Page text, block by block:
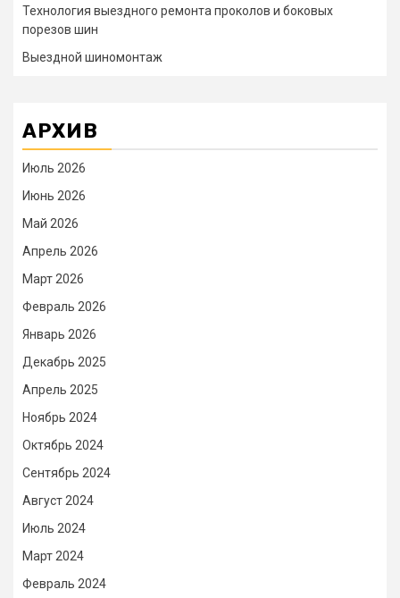
Технология выездного ремонта проколов и боковых
порезов шин
Выездной шиномонтаж
АРХИВ
Июль 2026
Июнь 2026
Май 2026
Апрель 2026
Март 2026
Февраль 2026
Январь 2026
Декабрь 2025
Апрель 2025
Ноябрь 2024
Октябрь 2024
Сентябрь 2024
Август 2024
Июль 2024
Март 2024
Февраль 2024